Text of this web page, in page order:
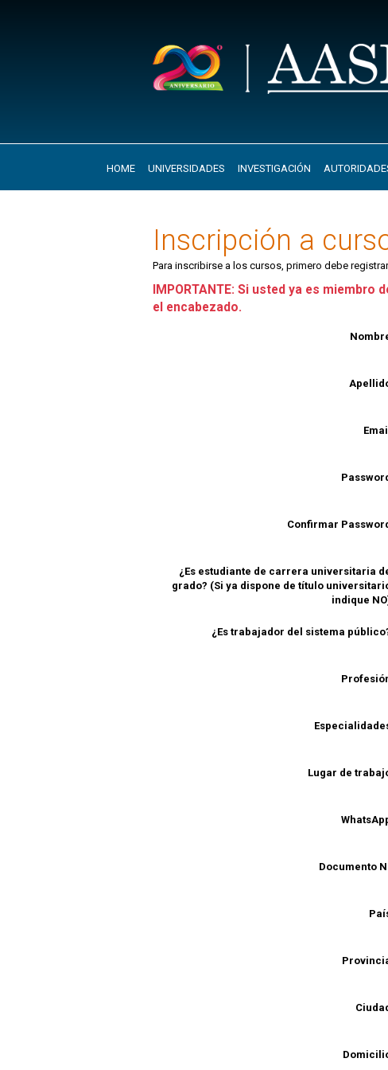
HOME UNIVERSIDADES INVESTIGACIÓN
Inscripción a
Para inscribirse a los cursos, primero debe
IMPORTANTE: Si usted ya es
el encabezado.
Email
Confirmar
¿Es estudiante de carrera universitaria
grado? (Si ya dispone de título
indique
¿Es trabajador del sistema
Lugar de
Documento